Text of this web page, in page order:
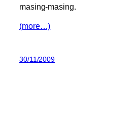
masing-masing.
(more…)
30/11/2009